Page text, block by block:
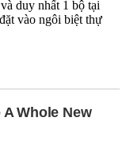
duy nhất 1 bộ tại
vào ngôi biệt thự